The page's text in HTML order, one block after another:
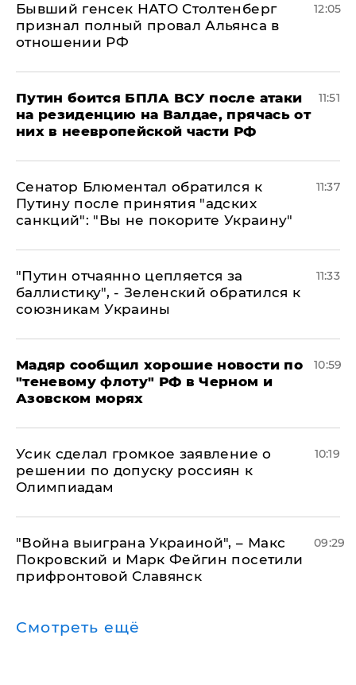
Бывший генсек НАТО Столтенберг
признал полный провал Альянса в
отношении РФ
12:05
Путин боится БПЛА ВСУ после атаки
на резиденцию на Валдае, прячась от
них в неевропейской части РФ
11:51
Сенатор Блюментал обратился к
Путину после принятия "адских
санкций": "Вы не покорите Украину"
11:37
"Путин отчаянно цепляется за
баллистику", - Зеленский обратился к
союзникам Украины
11:33
Мадяр сообщил хорошие новости по
"теневому флоту" РФ в Черном и
Азовском морях
10:59
Усик сделал громкое заявление о
решении по допуску россиян к
Олимпиадам
10:19
"Война выиграна Украиной", – Макс
Покровский и Марк Фейгин посетили
прифронтовой Славянск
09:29
Смотреть ещё